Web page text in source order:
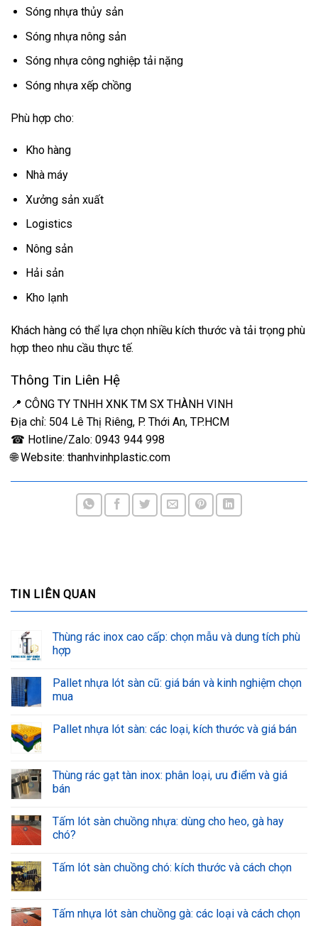
Sóng nhựa thủy sản
Sóng nhựa nông sản
Sóng nhựa công nghiệp tải nặng
Sóng nhựa xếp chồng
Phù hợp cho:
Kho hàng
Nhà máy
Xưởng sản xuất
Logistics
Nông sản
Hải sản
Kho lạnh
Khách hàng có thể lựa chọn nhiều kích thước và tải trọng phù
hợp theo nhu cầu thực tế.
Thông Tin Liên Hệ
📍 CÔNG TY TNHH XNK TM SX THÀNH VINH
Địa chỉ: 504 Lê Thị Riêng, P. Thới An, TP.HCM
☎ Hotline/Zalo: 0943 944 998
🌐 Website: thanhvinhplastic.com
TIN LIÊN QUAN
Thùng rác inox cao cấp: chọn mẫu và dung tích phù
hợp
Pallet nhựa lót sàn cũ: giá bán và kinh nghiệm chọn
mua
Pallet nhựa lót sàn: các loại, kích thước và giá bán
Thùng rác gạt tàn inox: phân loại, ưu điểm và giá
bán
Tấm lót sàn chuồng nhựa: dùng cho heo, gà hay
chó?
Tấm lót sàn chuồng chó: kích thước và cách chọn
Tấm nhựa lót sàn chuồng gà: các loại và cách chọn